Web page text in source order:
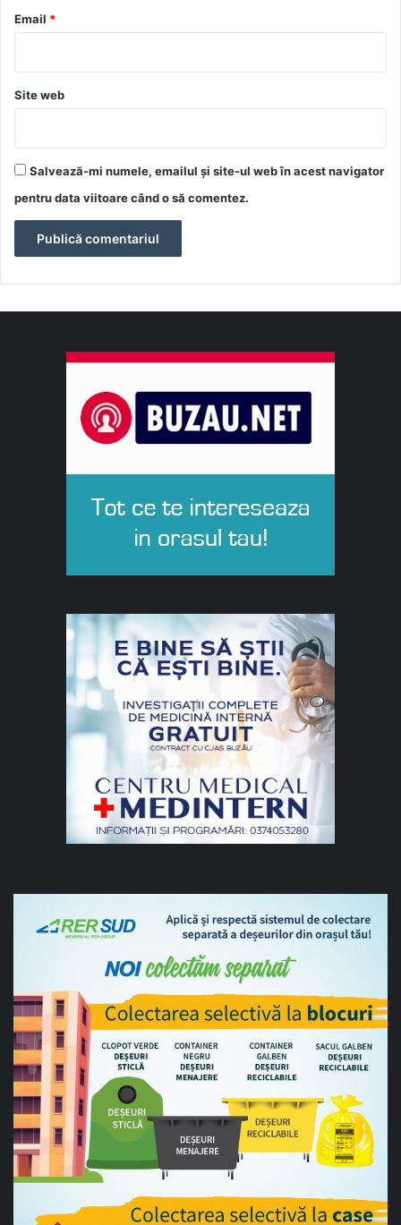
*
Email *
Site web
Salvează-mi numele, emailul și site-ul web în acest navigator
pentru data viitoare când o să comentez.